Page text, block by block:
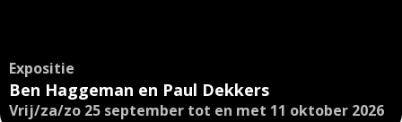
Expositie
Ben Haggeman en Paul Dekkers
Vrij/za/zo 25 september tot en met 11 oktober 2026